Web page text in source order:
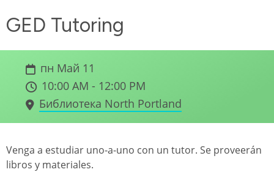
GED Tutoring
пн Май 11
10:00 AM - 12:00 PM
Библиотека North Portland
Venga a estudiar uno-a-uno con un tutor. Se proveerán
libros y materiales.